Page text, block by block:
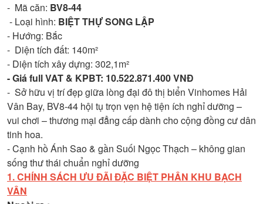
- Mã căn: BV8-44
- Loại hình: BIỆT THỰ SONG LẬP
- Hướng: Bắc
- Diện tích đất: 140m²
- Diện tích xây dựng: 302,1m²
- Giá full VAT & KPBT: 10.522.871.400 VNĐ
- Sở hữu vị trí đẹp giữa lòng đại đô thị biển Vinhomes Hải
Vân Bay, BV8-44 hội tụ trọn vẹn hệ tiện ích nghỉ dưỡng –
vui chơi – thương mại đẳng cấp dành cho cộng đồng cư dân
tinh hoa.
- Cạnh hồ Ánh Sao & gần Suối Ngọc Thạch – không gian
sống thư thái chuẩn nghỉ dưỡng
1. CHÍNH SÁCH ƯU ĐÃI ĐẶC BIỆT PHÂN KHU BẠCH
VÂN